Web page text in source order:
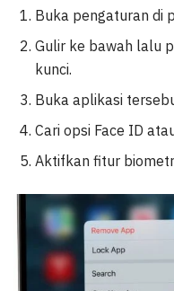
Buka pengaturan di
Gulir ke bawah lalu
kunci.
Buka aplikasi
Cari opsi Face ID
Aktifkan fitur